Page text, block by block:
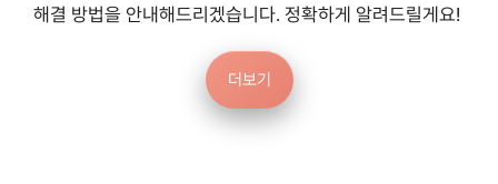
해결 방법을 안내해드리겠습니다. 정확하게 알려드릴게요!
더보기